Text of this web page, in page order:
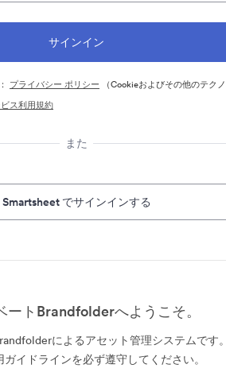
プライバシー ポリシー （Cookieおよびその他のテク
ス利用規約
また
Smartsheet でサインインする
トBrandfolderへようこそ。
によるアセット管理システムです
イドラインを必ず遵守してください。